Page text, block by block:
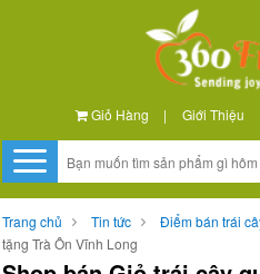
Giỏ Hàng | Giới Thiệu
Trang chủ Tin tức Điểm bán trái
tặng Trà Ôn Vĩnh Long